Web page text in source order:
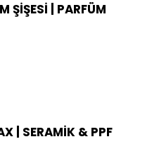
ŞIŞESI | PARFÜM
| SERAMIK & PPF